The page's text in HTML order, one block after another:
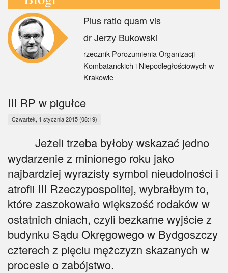
Polska
Świat
Myśl
Wiara
BlogAiD
Zaproszenia
Plus ratio quam vis
dr Jerzy Bukowski
rzecznik Porozumienia Organizacji
Kombatanckich i Niepodległościowych w
Krakowie
III RP w pigułce
Czwartek, 1 stycznia 2015 (08:19)
Jeżeli trzeba byłoby wskazać jedno
wydarzenie z minionego roku jako
najbardziej wyrazisty symbol nieudolności i
atrofii III Rzeczypospolitej, wybrałbym to,
które zaszokowało większość rodaków w
ostatnich dniach, czyli bezkarne wyjście z
budynku Sądu Okręgowego w Bydgoszczy
czterech z pięciu mężczyzn skazanych w
procesie o zabójstwo.